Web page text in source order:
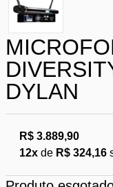
DYLAN
R$ 3.889,90
12x de R$ 324,16